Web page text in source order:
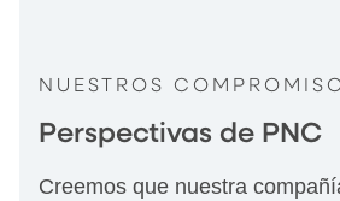
NUESTROS
Perspectivas de PNC
Creemos que nuestra